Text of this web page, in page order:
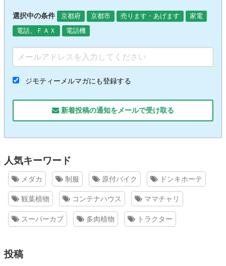
選択中の条件 京都府 京都市 売ります・あげます
家電
電話、ＦＡＸ
電話機
ジモティーメルマガにも登録する
新着投稿の通知をメールで受け取る
人気キーワード
メダカ 制服 原付バイク ドンキホーテ
観葉植物 コンテナハウス ママチャリ
スーパーカブ 多肉植物 トラクター
投稿